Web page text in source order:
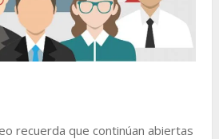
recuerda que continúan abiertas